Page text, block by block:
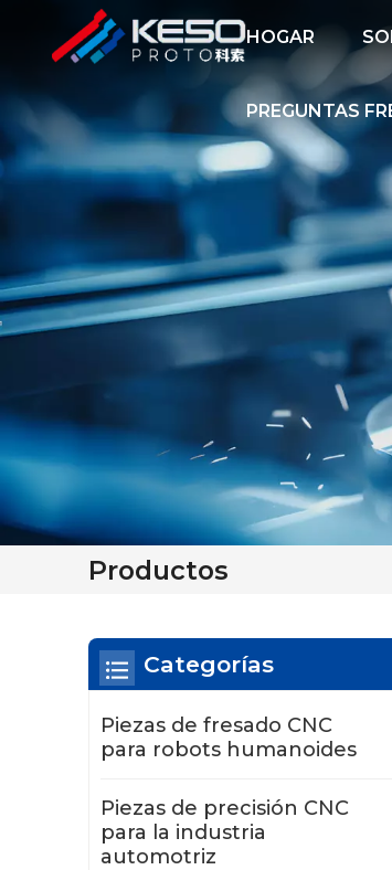
HOGAR
PREGUNTAS
Productos
Categorías
Piezas de fresado CNC
para robots humanoides
Piezas de precisión CNC
para la industria
automotriz